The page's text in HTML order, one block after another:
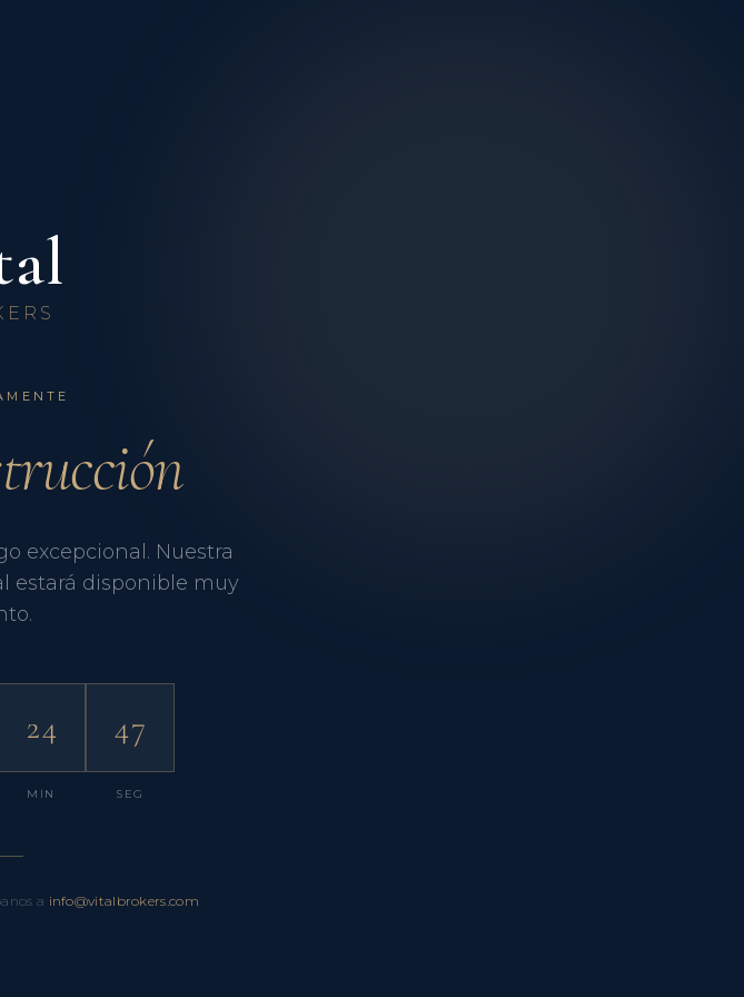
excepcional. Nuestra
estará disponible muy
24
MIN
47
SEG
a info@vitalbrokers.com